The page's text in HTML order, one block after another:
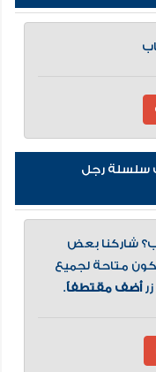
سلسلة رجل
شاركنا بعض
متاحة لجميع
أضف مقتطفاً.